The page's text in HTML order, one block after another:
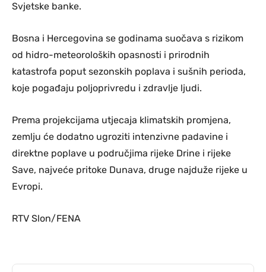
Svjetske banke.
Bosna i Hercegovina se godinama suočava s rizikom
od hidro-meteoroloških opasnosti i prirodnih
katastrofa poput sezonskih poplava i sušnih perioda,
koje pogađaju poljoprivredu i zdravlje ljudi.
Prema projekcijama utjecaja klimatskih promjena,
zemlju će dodatno ugroziti intenzivne padavine i
direktne poplave u područjima rijeke Drine i rijeke
Save, najveće pritoke Dunava, druge najduže rijeke u
Evropi.
RTV Slon/FENA